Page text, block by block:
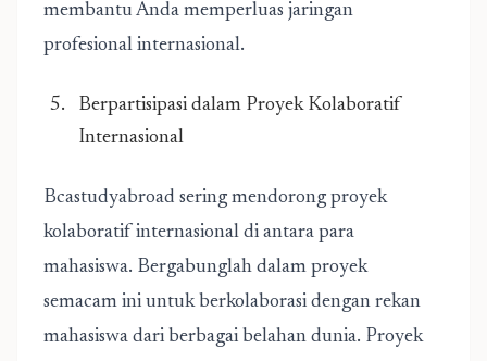
membantu Anda memperluas jaringan
profesional internasional.
Berpartisipasi dalam Proyek Kolaboratif
Internasional
Bcastudyabroad sering mendorong proyek
kolaboratif internasional di antara para
mahasiswa. Bergabunglah dalam proyek
semacam ini untuk berkolaborasi dengan rekan
mahasiswa dari berbagai belahan dunia. Proyek